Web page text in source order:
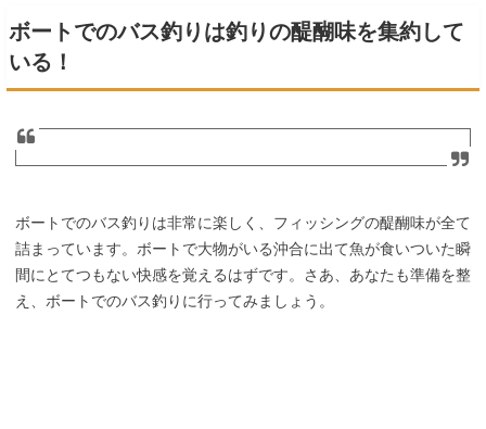
ボートでのバス釣りは釣りの醍醐味を集約して
いる！
ボートでのバス釣りは非常に楽しく、フィッシングの醍醐味が全て
詰まっています。ボートで大物がいる沖合に出て魚が食いついた瞬
間にとてつもない快感を覚えるはずです。さあ、あなたも準備を整
え、ボートでのバス釣りに行ってみましょう。